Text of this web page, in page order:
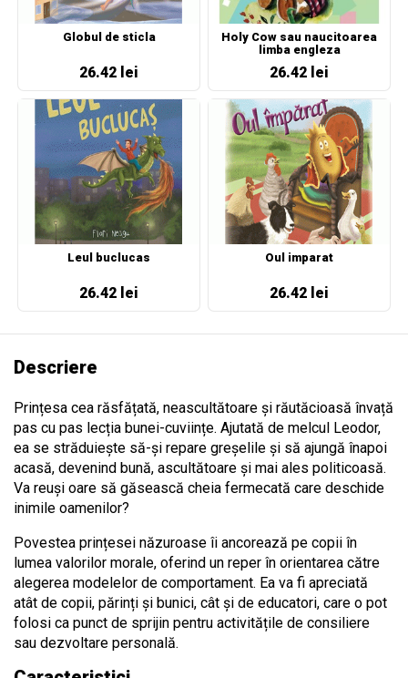
Globul de sticla
26.42 lei
Holy Cow sau naucitoarea
limba engleza
26.42 lei
Leul buclucas
26.42 lei
Oul imparat
26.42 lei
Descriere
Prințesa cea răsfățată, neascultătoare și răutăcioasă învață
pas cu pas lecția bunei-cuviințe. Ajutată de melcul Leodor,
ea se străduiește să-și repare greșelile și să ajungă înapoi
acasă, devenind bună, ascultătoare și mai ales politicoasă.
Va reuși oare să găsească cheia fermecată care deschide
inimile oamenilor?
Povestea prințesei năzuroase îi ancorează pe copii în
lumea valorilor morale, oferind un reper în orientarea către
alegerea modelelor de comportament. Ea va fi apreciată
atât de copii, părinți și bunici, cât și de educatori, care o pot
folosi ca punct de sprijin pentru activitățile de consiliere
sau dezvoltare personală.